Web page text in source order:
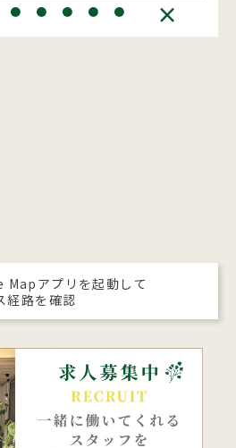
● ● ● ● ● ×
アプリを起動して
経路を確認